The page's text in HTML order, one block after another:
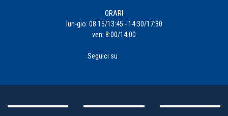
ORARI
lun-gio: 08:15/13:45 - 14:30/17:30
ven: 8:00/14:00
Seguici su